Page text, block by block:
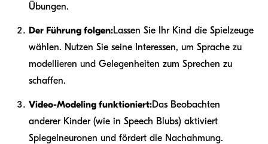
Übungen.
Der Führung folgen:Lassen Sie Ihr Kind die Spielzeuge
wählen. Nutzen Sie seine Interessen, um Sprache zu
modellieren und Gelegenheiten zum Sprechen zu
schaffen.
Video-Modeling funktioniert:Das Beobachten
anderer Kinder (wie in Speech Blubs) aktiviert
Spiegelneuronen und fördert die Nachahmung.